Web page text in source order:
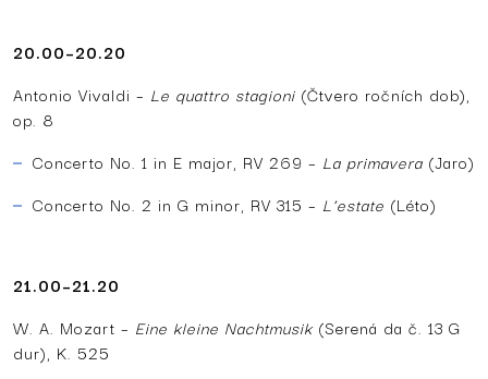
20.00–20.20
Antonio Vivaldi – Le quattro stagioni (Čtvero ročních dob),
op. 8
Concerto No. 1 in E major, RV 269 – La primavera (Jaro)
Concerto No. 2 in G minor, RV 315 – L’estate (Léto)
21.00–21.20
W. A. Mozart – Eine kleine Nachtmusik(Serená da č. 13 G
dur), K. 525